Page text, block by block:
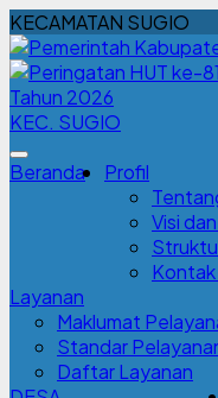
KECAMATAN SUGIO
KEC. SUGIO
Beranda
Profil
Visi
Kontak
Layanan
Maklumat
Standar
Daftar Layanan